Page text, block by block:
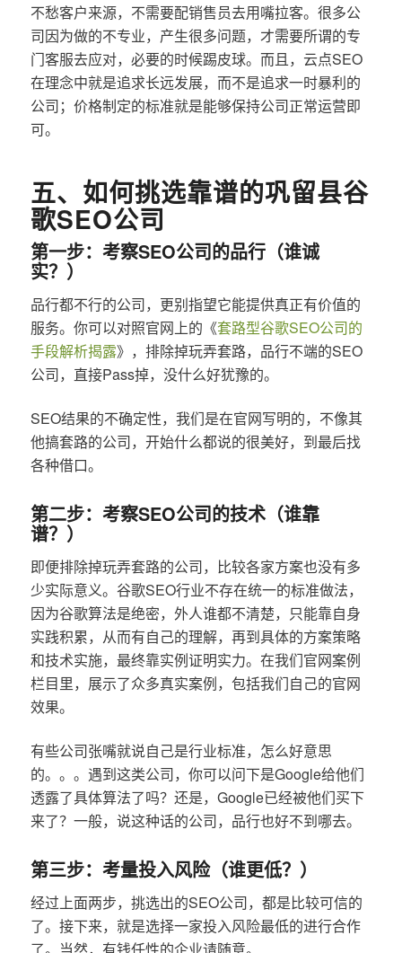
不愁客户来源，不需要配销售员去用嘴拉客。很多公
司因为做的不专业，产生很多问题，才需要所谓的专
门客服去应对，必要的时候踢皮球。而且，云点SEO
在理念中就是追求长远发展，而不是追求一时暴利的
公司；价格制定的标准就是能够保持公司正常运营即
可。
五、如何挑选靠谱的巩留县谷
歌SEO公司
第一步：考察SEO公司的品行（谁诚
实？）
品行都不行的公司，更别指望它能提供真正有价值的
服务。你可以对照官网上的《套路型谷歌SEO公司的
手段解析揭露》，排除掉玩弄套路，品行不端的SEO
公司，直接Pass掉，没什么好犹豫的。
SEO结果的不确定性，我们是在官网写明的，不像其
他搞套路的公司，开始什么都说的很美好，到最后找
各种借口。
第二步：考察SEO公司的技术（谁靠
谱？）
即便排除掉玩弄套路的公司，比较各家方案也没有多
少实际意义。谷歌SEO行业不存在统一的标准做法，
因为谷歌算法是绝密，外人谁都不清楚，只能靠自身
实践积累，从而有自己的理解，再到具体的方案策略
和技术实施，最终靠实例证明实力。在我们官网案例
栏目里，展示了众多真实案例，包括我们自己的官网
效果。
有些公司张嘴就说自己是行业标准，怎么好意思
的。。。遇到这类公司，你可以问下是Google给他们
透露了具体算法了吗？还是，Google已经被他们买下
来了？一般，说这种话的公司，品行也好不到哪去。
第三步：考量投入风险（谁更低？）
经过上面两步，挑选出的SEO公司，都是比较可信的
了。接下来，就是选择一家投入风险最低的进行合作